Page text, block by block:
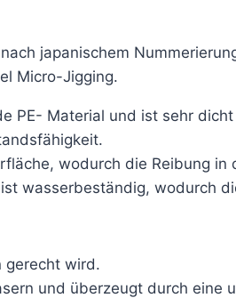
japanischem
Micro-Jigging.
PE- Material und ist sehr
wodurch die Reibung
wasserbeständig, wodurch
gerecht wird.
und überzeugt durch eine